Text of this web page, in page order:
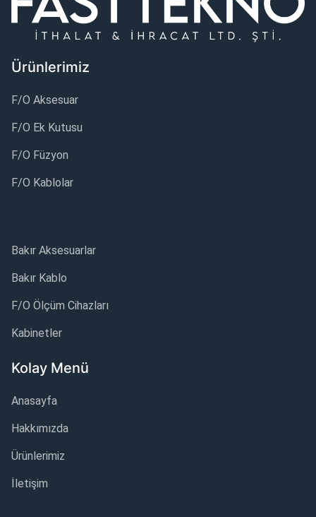
Ürünlerimiz
F/O Aksesuar
F/O Ek Kutusu
F/O Füzyon
F/O Kablolar
Bakır Aksesuarlar
Bakır Kablo
F/O Ölçüm Cihazları
Kabinetler
Kolay Menü
Anasayfa
Hakkımızda
Ürünlerimiz
İletişim